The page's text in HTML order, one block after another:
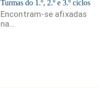
Turmas do 1.º, 2.º e 3.º ciclos
Encontram-se afixadas
na...